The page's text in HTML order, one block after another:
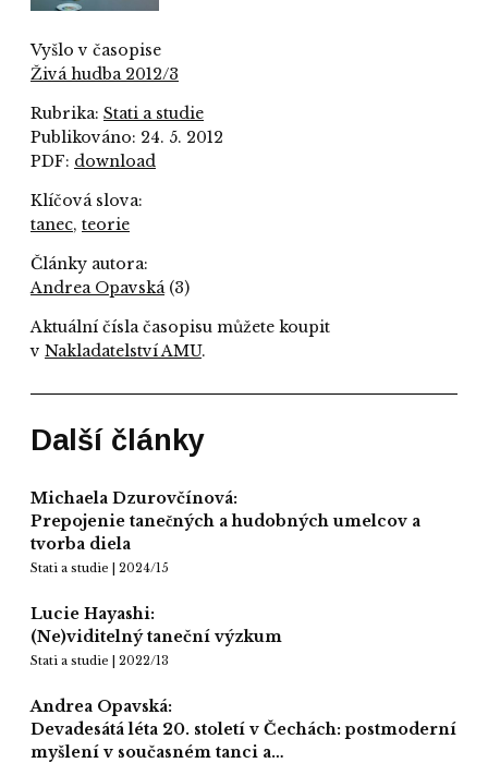
Vyšlo v časopise
Živá hudba 2012/3
Rubrika: Stati a studie
Publikováno: 24. 5. 2012
PDF: download
Klíčová slova:
tanec, teorie
Články autora:
Andrea Opavská(3)
Aktuální čísla časopisu můžete koupit
v Nakladatelství AMU.
Další články
Michaela Dzurovčínová:
Prepojenie tanečných a hudobných umelcov a
tvorba diela
Stati a studie | 2024/15
Lucie Hayashi:
(Ne)viditelný taneční výzkum
Stati a studie | 2022/13
Andrea Opavská:
Devadesátá léta 20. století v Čechách: postmoderní
myšlení v současném tanci a…